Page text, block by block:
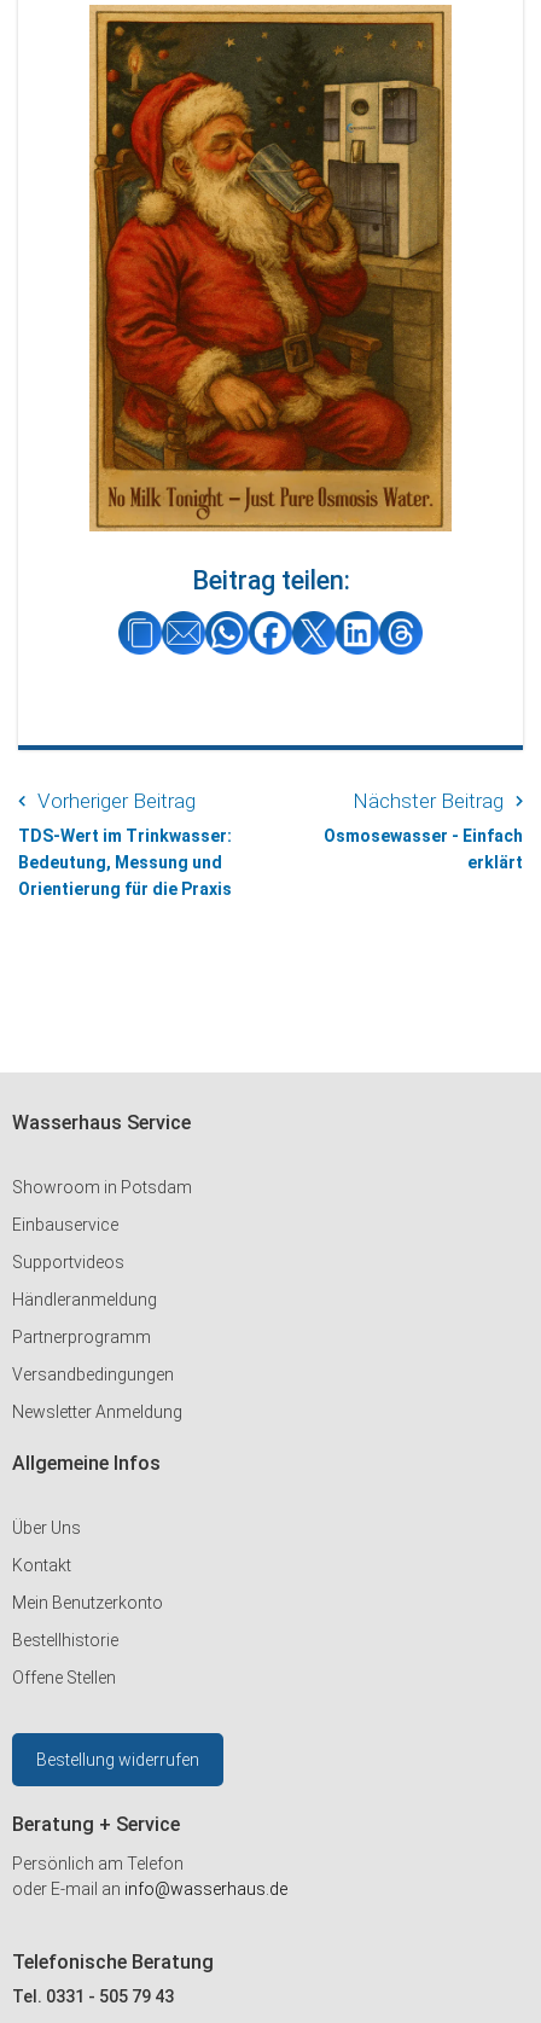
Beitrag teilen:
Vorheriger Beitrag
TDS-Wert im Trinkwasser:
Bedeutung, Messung und
Orientierung für die Praxis
Nächster Beitrag
Osmosewasser - Einfach
erklärt
Wasserhaus Service
Showroom in Potsdam
Einbauservice
Supportvideos
Händleranmeldung
Partnerprogramm
Versandbedingungen
Newsletter Anmeldung
Allgemeine Infos
Über Uns
Kontakt
Mein Benutzerkonto
Bestellhistorie
Offene Stellen
Bestellung widerrufen
Beratung + Service
Persönlich am Telefon
oder E-mail an info@wasserhaus.de
Telefonische Beratung
Tel. 0331 - 505 79 43